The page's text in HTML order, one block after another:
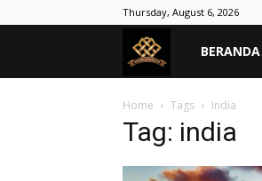
Thursday, August 6, 2026
MASYARAKAT
TANPA
BERANDA
Home Tags India
Tag: india